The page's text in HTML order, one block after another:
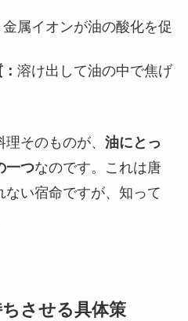
金属イオンが油の酸化を促
溶け出して油の中で焦げ
そのものが、 油にとっ
一つなのです。これは唐
い宿命ですが、知って
させる具体策